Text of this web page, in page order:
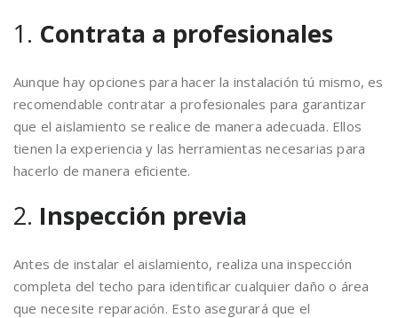
1. Contrata a profesionales
Aunque hay opciones para hacer la instalación tú mismo, es
recomendable contratar a profesionales para garantizar
que el aislamiento se realice de manera adecuada. Ellos
tienen la experiencia y las herramientas necesarias para
hacerlo de manera eficiente.
2. Inspección previa
Antes de instalar el aislamiento, realiza una inspección
completa del techo para identificar cualquier daño o área
que necesite reparación. Esto asegurará que el